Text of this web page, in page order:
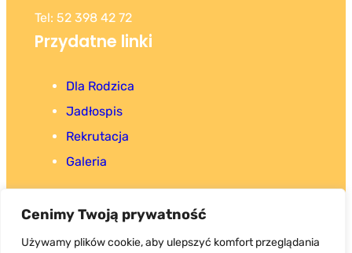
Cenimy Twoją prywatność
Używamy plików cookie, aby ulepszyć komfort przeglądania
Tel: 52 398 42 72
Przydatne linki
Dla Rodzica
Jadłospis
Rekrutacja
Galeria